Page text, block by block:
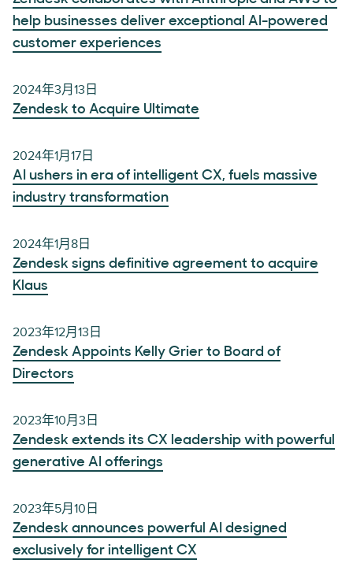
help businesses deliver exceptional AI-powered
customer experiences
2024年3月13日
Zendesk to Acquire Ultimate
2024年1月17日
AI ushers in era of intelligent CX, fuels massive
industry transformation
2024年1月8日
Zendesk signs definitive agreement to acquire
Klaus
2023年12月13日
Zendesk Appoints Kelly Grier to Board of
Directors
2023年10月3日
Zendesk extends its CX leadership with powerful
generative AI offerings
2023年5月10日
Zendesk announces powerful AI designed
exclusively for intelligent CX